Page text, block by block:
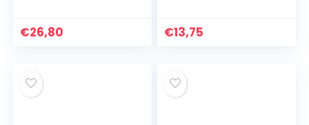
€26,80
und
Vitaminversorgung
Schildkröten,
Bartagamen, Vögel
€13,75